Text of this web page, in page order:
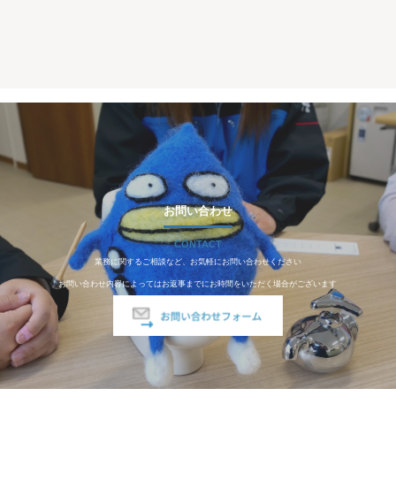
お問い合わせ
CONTACT
業務に関するご相談など、お気軽にお問い合わせください
お問い合わせ内容によってはお返事までにお時間をいただく場合がございます